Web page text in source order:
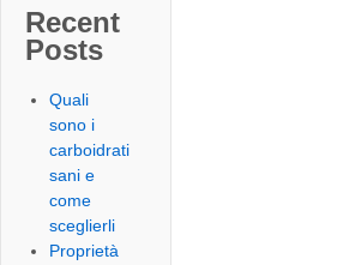
Recent
Posts
Quali
sono i
carboidrati
sani e
come
sceglierli
Proprietà